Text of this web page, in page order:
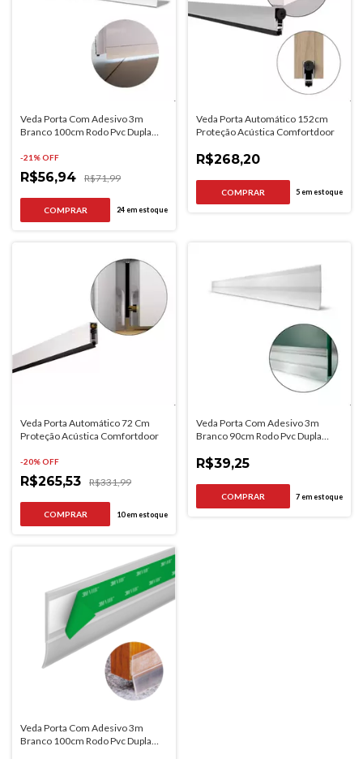
Veda Porta Com Adesivo 3m
Branco 100cm Rodo Pvc Dupla
-21 % OFF
R$56,94 R$71,99
24em estoque
Veda Porta Automático 152cm
Proteção Acústica Comfortdoor
R$268,20
5em estoque
Veda Porta Automático 72 Cm
Proteção Acústica Comfortdoor
-20% OFF
R$265,53 R$331,99
10em estoque
Veda Porta Com Adesivo 3m
Branco 90cm Rodo Pvc Dupla
R$39,25
7em estoque
Veda Porta Com Adesivo 3m
Branco 100cm Rodo Pvc Dupla